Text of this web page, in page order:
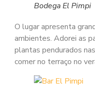
Bodega El Pimpi
O lugar apresenta
ambientes. Adorei as
plantas pendurados
comer no terraço no